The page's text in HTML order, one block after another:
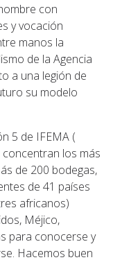
con
y vocación
manos la
de la Agencia
a una legión de
su modelo
5 de IFEMA (
los más
de 200 bodegas,
de 41 países
africanos)
Méjico,
para conocerse y
Hacemos buen